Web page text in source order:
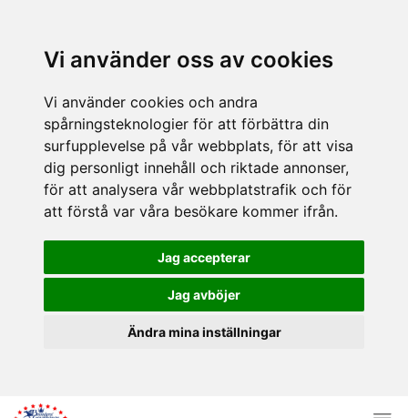
Vi använder oss av cookies
Vi använder cookies och andra
spårningsteknologier för att förbättra din
surfupplevelse på vår webbplats, för att visa
dig personligt innehåll och riktade annonser,
för att analysera vår webbplatstrafik och för
att förstå var våra besökare kommer ifrån.
Jag accepterar
Jag avböjer
Ändra mina inställningar